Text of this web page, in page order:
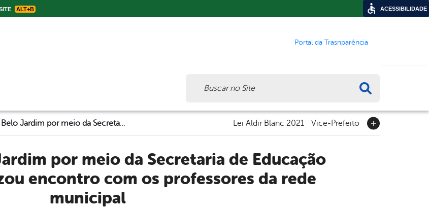
ALT+B
Portal da Trasnparência
Lei Aldir Blanc 2021 Vice-Prefeito
encontro com os professores da rede
municipal
ACESSIBILIDADE